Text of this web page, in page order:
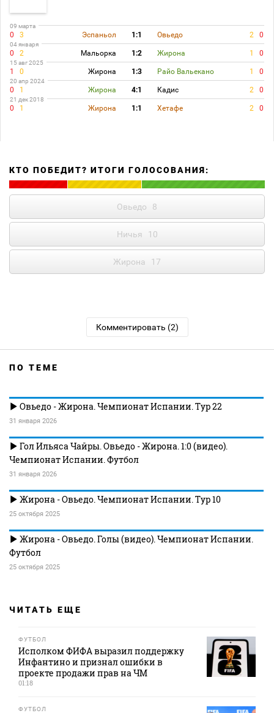
09 марта
0 3 Эспаньол 1:1 Овьедо 2 0
04 января
0 2 Мальорка 1:2 Жирона 1 0
15 авг 2025
1 0 Жирона 1:3 Райо Вальекано 1 0
20 апр 2024
0 1 Жирона 4:1 Кадис 2 0
21 дек 2018
0 1 Жирона 1:1 Хетафе 2 0
КТО ПОБЕДИТ? ИТОГИ ГОЛОСОВАНИЯ:
Овьедо 8
Ничья 10
Жирона 17
Комментировать (2)
ПО ТЕМЕ
Овьедо - Жирона. Чемпионат Испании. Тур 22
31 января 2026
Гол Ильяса Чайры. Овьедо - Жирона. 1:0 (видео).
Чемпионат Испании. Футбол
31 января 2026
Жирона - Овьедо. Чемпионат Испании. Тур 10
25 октября 2025
Жирона - Овьедо. Голы (видео). Чемпионат Испании.
Футбол
25 октября 2025
ЧИТАТЬ ЕЩЕ
ФУТБОЛ
Исполком ФИФА выразил поддержку
Инфантино и признал ошибки в
проекте продажи прав на ЧМ
01:18
ФУТБОЛ